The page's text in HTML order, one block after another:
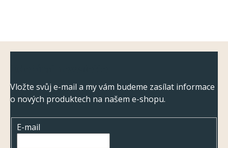
Vložte svůj e-mail a my vám budeme zasílat informace
o nových produktech na našem e-shopu.
E-mail